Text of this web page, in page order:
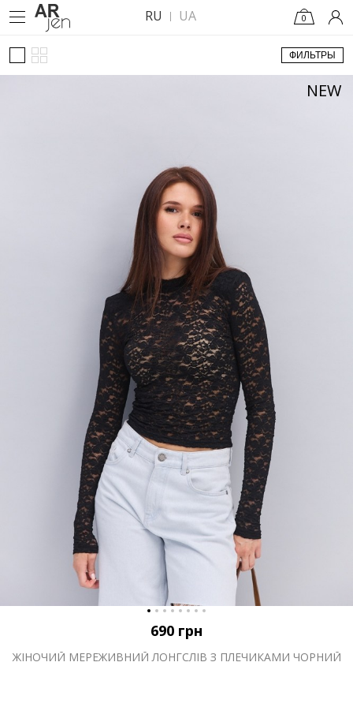
RU UA 0
ФИЛЬТРЫ
NEW
690 грн
ЖІНОЧИЙ МЕРЕЖИВНИЙ ЛОНГСЛІВ З ПЛЕЧИКАМИ ЧОРНИЙ